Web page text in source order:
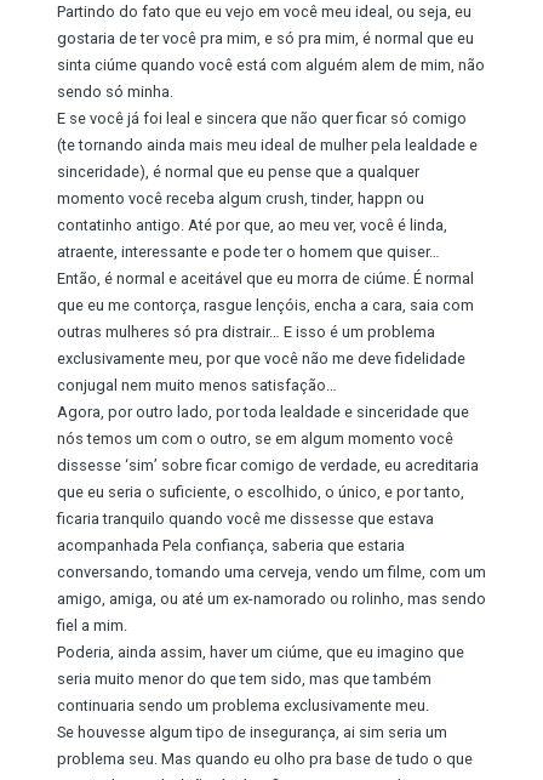
Partindo do fato que eu vejo em você meu ideal, ou seja, eu
gostaria de ter você pra mim, e só pra mim, é normal que eu
sinta ciúme quando você está com alguém alem de mim, não
sendo só minha.
E se você já foi leal e sincera que não quer ficar só comigo
(te tornando ainda mais meu ideal de mulher pela lealdade e
sinceridade), é normal que eu pense que a qualquer
momento você receba algum crush, tinder, happn ou
contatinho antigo. Até por que, ao meu ver, você é linda,
atraente, interessante e pode ter o homem que quiser…
Então, é normal e aceitável que eu morra de ciúme. É normal
que eu me contorça, rasgue lençóis, encha a cara, saia com
outras mulheres só pra distrair… E isso é um problema
exclusivamente meu, por que você não me deve fidelidade
conjugal nem muito menos satisfação…
Agora, por outro lado, por toda lealdade e sinceridade que
nós temos um com o outro, se em algum momento você
dissesse ‘sim’ sobre ficar comigo de verdade, eu acreditaria
que eu seria o suficiente, o escolhido, o único, e por tanto,
ficaria tranquilo quando você me dissesse que estava
acompanhada Pela confiança, saberia que estaria
conversando, tomando uma cerveja, vendo um filme, com um
amigo, amiga, ou até um ex-namorado ou rolinho, mas sendo
fiel a mim.
Poderia, ainda assim, haver um ciúme, que eu imagino que
seria muito menor do que tem sido, mas que também
continuaria sendo um problema exclusivamente meu.
Se houvesse algum tipo de insegurança, ai sim seria um
problema seu. Mas quando eu olho pra base de tudo o que